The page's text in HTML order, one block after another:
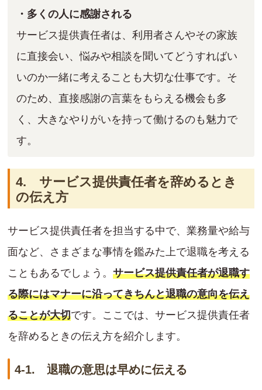
・多くの人に感謝される
サービス提供責任者は、利用者さんやその家族
に直接会い、悩みや相談を聞いてどうすればい
いのか一緒に考えることも大切な仕事です。そ
のため、直接感謝の言葉をもらえる機会も多
く、大きなやりがいを持って働けるのも魅力で
す。
4. サービス提供責任者を辞めるとき
の伝え方
サービス提供責任者を担当する中で、業務量や給与
面など、さまざまな事情を鑑みた上で退職を考える
こともあるでしょう。 サービス提供責任者が退職す
る際にはマナーに沿ってきちんと退職の意向を伝え
ることが大切です。ここでは、サービス提供責任者
を辞めるときの伝え方を紹介します。
4-1. 退職の意思は早めに伝える